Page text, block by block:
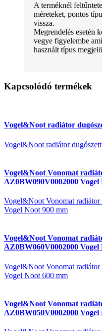
A terméknél
méreteket, pontos
vissza.
Megrendelés esetén
vegye figyelembe
használt típus
Kapcsolódó termékek
Vogel&Noot radiátor
Vogel&Noot radiátor
Vogel&Noot Vonomat
AZ0BW090V0002000 Vogel
Vogel&Noot Vonomat
Vogel Noot 900 mm
Vogel&Noot Vonomat
AZ0BW060V0002000 Vogel
Vogel&Noot Vonomat
Vogel Noot 600 mm
Vogel&Noot Vonomat
AZ0BW050V0002000 Vogel